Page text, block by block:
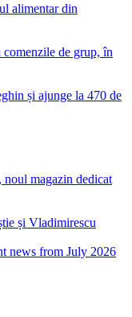
alimentar din
de grup, în
și ajunge la 470 de
magazin dedicat
și Vladimirescu
news from July 2026